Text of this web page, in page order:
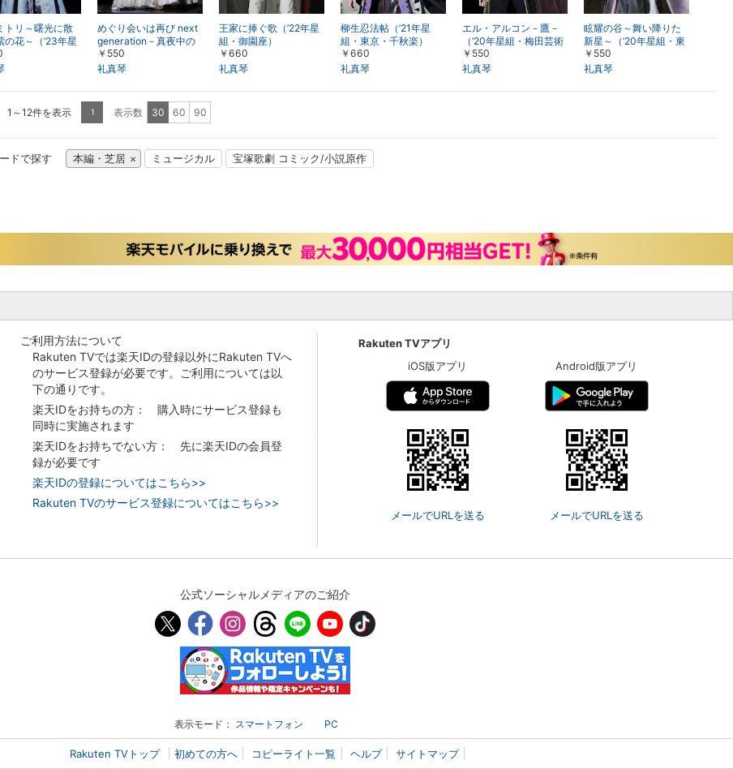
トリ～曙光に散
の花～（’23年星
京・千秋楽）
めぐり会いは再び next
generation－真夜中の
依頼人－（’22年星組・
東京・千秋楽）
￥550
礼真琴
王家に捧ぐ歌（’22年星
組・御園座）
￥660
礼真琴
柳生忍法帖（’21年星
組・東京・千秋楽）
￥660
礼真琴
エル・アルコン－鷹－
（’20年星組・梅田芸術
劇場・千秋楽）
￥550
礼真琴
眩耀の谷～舞い降りた
新星～（’20年星組・東
京・千秋楽）
￥550
礼真琴
1～12件を表示 1 表示数 30 60 90
ドで探す 本編・芝居 ミュージカル 宝塚歌劇 コミック/小説原作
ご利用方法について
Rakuten TVでは楽天IDの登録以外にRakuten TVへ
のサービス登録が必要です。ご利用については以
下の通りです。
楽天IDをお持ちの方： 購入時にサービス登録も
同時に実施されます
楽天IDをお持ちでない方： 先に楽天IDの会員登
録が必要です
楽天IDの登録についてはこちら>>
Rakuten TVのサービス登録についてはこちら>>
Rakuten TVアプリ
iOS版アプリ
メールでURLを送る
Android版アプリ
メールでURLを送る
公式ソーシャルメディアのご紹介
表示モード： スマートフォン PC
Rakuten TVトップ 初めての方へ コピーライト一覧 ヘルプ サイトマップ